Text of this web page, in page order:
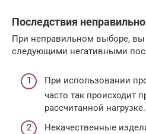
Последствия
При неправильном выборе, вы
следующими негативными
При использовании
часто так происходит
рассчитанной нагрузке.
Некачественные